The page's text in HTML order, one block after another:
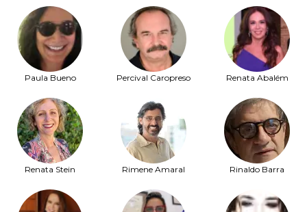
Paula Bueno Percival Caropreso Renata Abalém
Renata Stein Rimene Amaral Rinaldo Barra